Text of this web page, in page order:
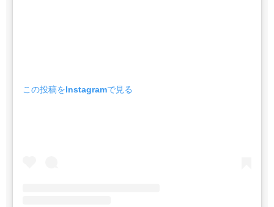
この投稿をInstagramで見る